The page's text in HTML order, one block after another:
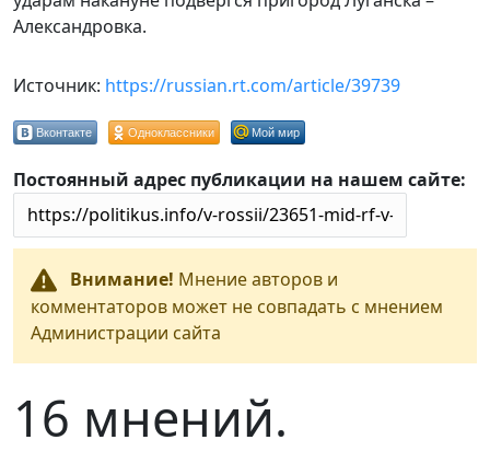
Александровка.
Источник: https://russian.rt.com/article/39739
Вконтакте Одноклассники Мой мир
Постоянный адрес публикации на нашем сайте:
Внимание! Мнение авторов и
комментаторов может не совпадать с мнением
Администрации сайта
16 мнений.